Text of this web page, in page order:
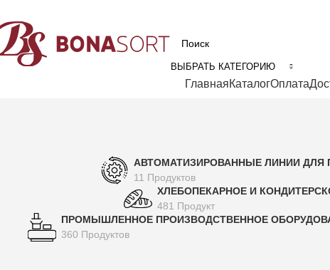
ВЫБРАТЬ КАТЕГОРИЮ
ГлавнаяКаталогОплата
АВТОМАТИЗИРОВАННЫЕ ЛИНИИ ДЛЯ
11 Продуктов
ХЛЕБОПЕКАРНОЕ И
481 Продукт
ПРОМЫШЛЕННОЕ ПРОИЗВОДСТВЕННОЕ
360 Продуктов